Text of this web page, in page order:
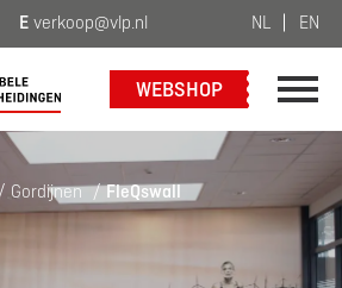
E verkoop@vlp.nl NL EN
WEBSHOP
Gordijnen / FleQswall